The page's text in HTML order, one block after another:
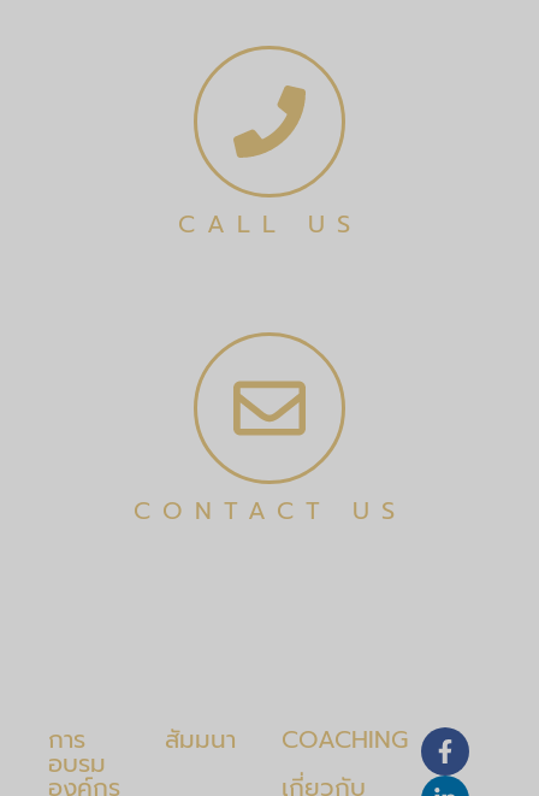
CALL US
CONTACT US
การ
อบรม
องค์กร
สัมมนา
COACHING
เกี่ยวกับ